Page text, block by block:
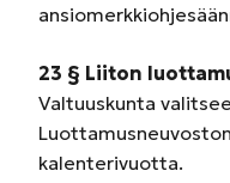
23 § Liiton
Valtuuskunta
kalenterivuotta.